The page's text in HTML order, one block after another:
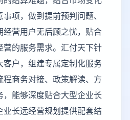
项，做到提前预判问题、
营用户无后顾之忧，贴合
的服务需求。汇付天下针
客户，组建专属定制化服务
商务对接、政策解读、方
能够深度贴合大型企业长
长远经营规划提供配套结